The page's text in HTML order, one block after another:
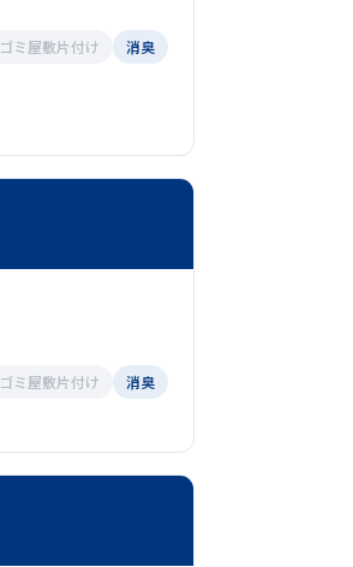
ゴミ屋敷片付け
消臭
ゴミ屋敷片付け
消臭